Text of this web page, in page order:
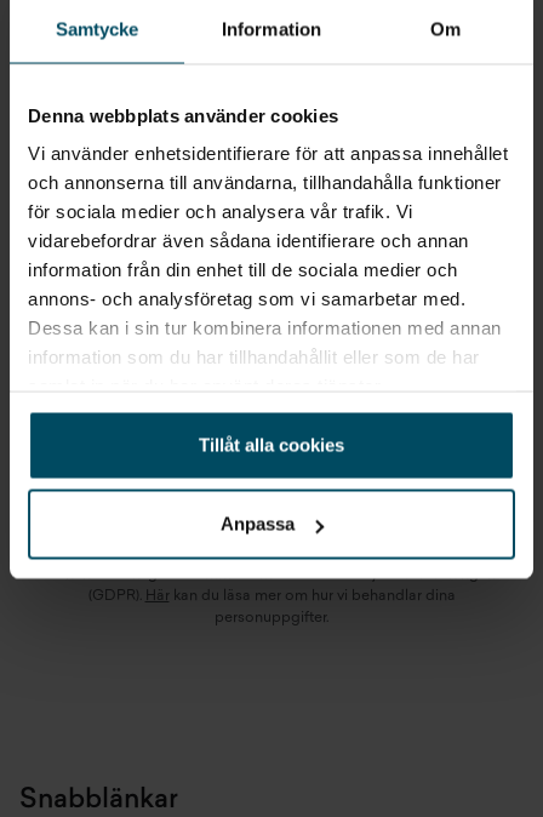
Samtycke Information Om
Denna webbplats använder cookies
Vi använder enhetsidentifierare för att anpassa innehållet
och annonserna till användarna, tillhandahålla funktioner
för sociala medier och analysera vår trafik. Vi
vidarebefordrar även sådana identifierare och annan
information från din enhet till de sociala medier och
annons- och analysföretag som vi samarbetar med.
Dessa kan i sin tur kombinera informationen med annan
information som du har tillhandahållit eller som de har
Tillåt alla cookies
Anpassa
Inget som riktigt passade?
STARTA EN BEVAKNING AV:
FORD VÄXJÖ FOCUS
Jag vill starta en bevakning
Bevaka
(GDPR). Härkan du läsa mer om hur vi behandlar dina
personuppgifter.
Snabblänkar